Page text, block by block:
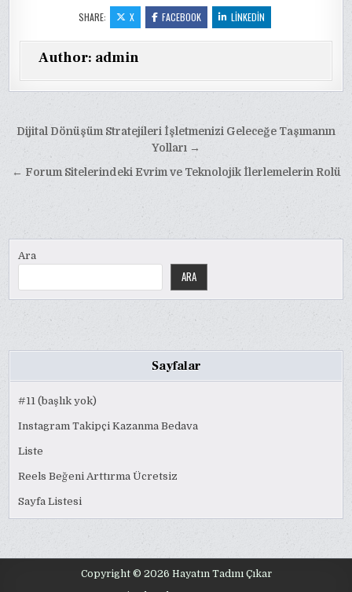
SHARE: X FACEBOOK LINKEDIN
Author: admin
Yazı
Dijital Dönüşüm Stratejileri İşletmenizi Geleceğe Taşımanın
Yolları →
← Forum Sitelerindeki Evrim ve Teknolojik İlerlemelerin Rolü
Ara
ARA
Sayfalar
#11 (başlık yok)
Instagram Takipçi Kazanma Bedava
Liste
Reels Beğeni Arttırma Ücretsiz
Sayfa Listesi
Copyright © 2026 Hayatın Tadını Çıkar